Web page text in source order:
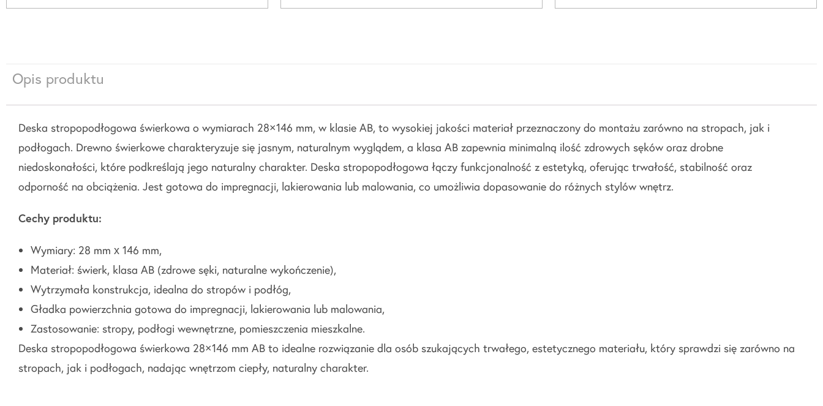
Opis produktu
Deska stropopodłogowa świerkowa o wymiarach 28×146 mm, w klasie AB, to wysokiej jakości materiał przeznaczony do montażu zarówno na stropach, jak i
podłogach. Drewno świerkowe charakteryzuje się jasnym, naturalnym wyglądem, a klasa AB zapewnia minimalną ilość zdrowych sęków oraz drobne
niedoskonałości, które podkreślają jego naturalny charakter. Deska stropopodłogowa łączy funkcjonalność z estetyką, oferując trwałość, stabilność oraz
odporność na obciążenia. Jest gotowa do impregnacji, lakierowania lub malowania, co umożliwia dopasowanie do różnych stylów wnętrz.
Cechy produktu:
Wymiary: 28 mm x 146 mm,
Materiał: świerk, klasa AB (zdrowe sęki, naturalne wykończenie),
Wytrzymała konstrukcja, idealna do stropów i podłóg,
Gładka powierzchnia gotowa do impregnacji, lakierowania lub malowania,
Zastosowanie: stropy, podłogi wewnętrzne, pomieszczenia mieszkalne.
Deska stropopodłogowa świerkowa 28×146 mm AB to idealne rozwiązanie dla osób szukających trwałego, estetycznego materiału, który sprawdzi się zarówno na
stropach, jak i podłogach, nadając wnętrzom ciepły, naturalny charakter.